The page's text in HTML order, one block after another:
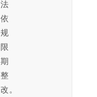
法
依
规
限
期
整
改。